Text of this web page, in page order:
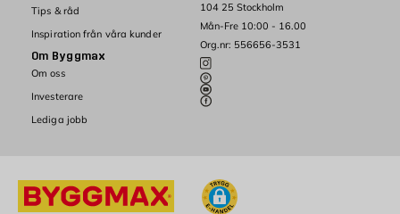
104 25 Stockholm
Mån-Fre 10:00 - 16.00
Org.nr: 556656-3531
Tips & råd
Inspiration från våra kunder
Om Byggmax
Om oss
Investerare
Lediga jobb